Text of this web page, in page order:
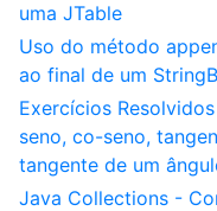
uma JTable
Uso do método
ao final de um
Exercícios
seno, co-seno,
tangente de um
Java Collections -